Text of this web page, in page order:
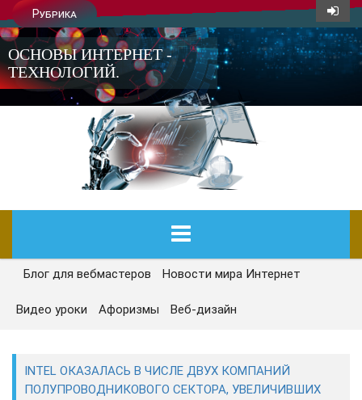
Рубрика
ОСНОВЫ ИНТЕРНЕТ -
ТЕХНОЛОГИЙ.
ГЛАВНАЯ
СЕГОДНЯ
Блог для вебмастеров Новости мира Интернет
Видео уроки Афоризмы Веб-дизайн
INTEL ОКАЗАЛАСЬ В ЧИСЛЕ ДВУХ КОМПАНИЙ
ПОЛУПРОВОДНИКОВОГО СЕКТОРА, УВЕЛИЧИВШИХ